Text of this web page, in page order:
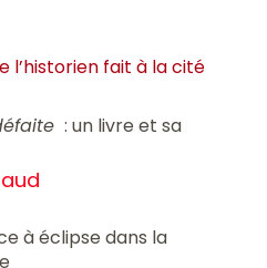
l’historien fait à la cité
: un livre et sa
à éclipse dans la